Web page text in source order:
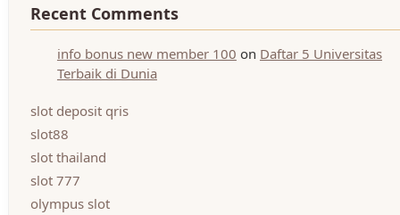
Recent Comments
info bonus new member 100 on Daftar 5 Universitas
Terbaik di Dunia
slot deposit qris
slot88
slot thailand
slot 777
olympus slot